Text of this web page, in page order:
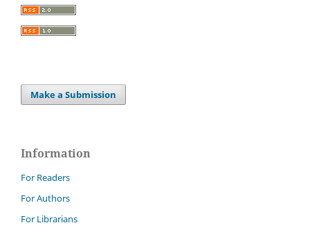
Make a Submission
Information
For Readers
For Authors
For Librarians